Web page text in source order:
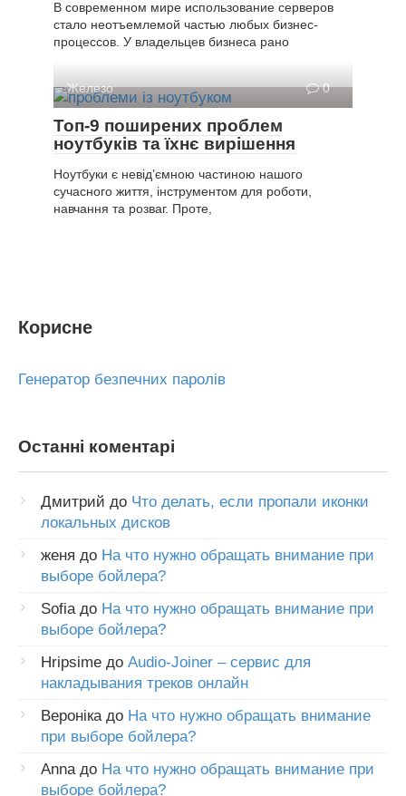
В современном мире использование серверов
стало неотъемлемой частью любых бизнес-
процессов. У владельцев бизнеса рано
Железо 0
Топ-9 поширених проблем
ноутбуків та їхнє вирішення
Ноутбуки є невід’ємною частиною нашого
сучасного життя, інструментом для роботи,
навчання та розваг. Проте,
Корисне
Генератор безпечних паролів
Останні коментарі
Дмитрий до Что делать, если пропали иконки
локальных дисков
женя до На что нужно обращать внимание при
выборе бойлера?
Sofiaдо На что нужно обращать внимание при
выборе бойлера?
Hripsime до Audio-Joiner – сервис для
накладывания треков онлайн
Веронікадо На что нужно обращать внимание
при выборе бойлера?
Annaдо На что нужно обращать внимание при
выборе бойлера?